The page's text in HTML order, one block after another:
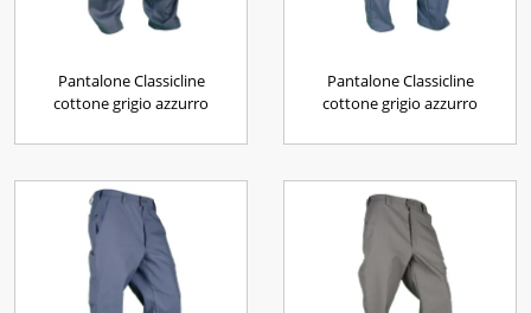
Pantalone Classicline
cottone grigio azzurro
Pantalone Classicline
cottone grigio azzurro